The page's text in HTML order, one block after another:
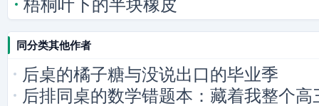
梧桐叶下的半块橡皮
同分类其他作者
后桌的橘子糖与没说出口的毕业季
后排同桌的数学错题本：藏着我整个